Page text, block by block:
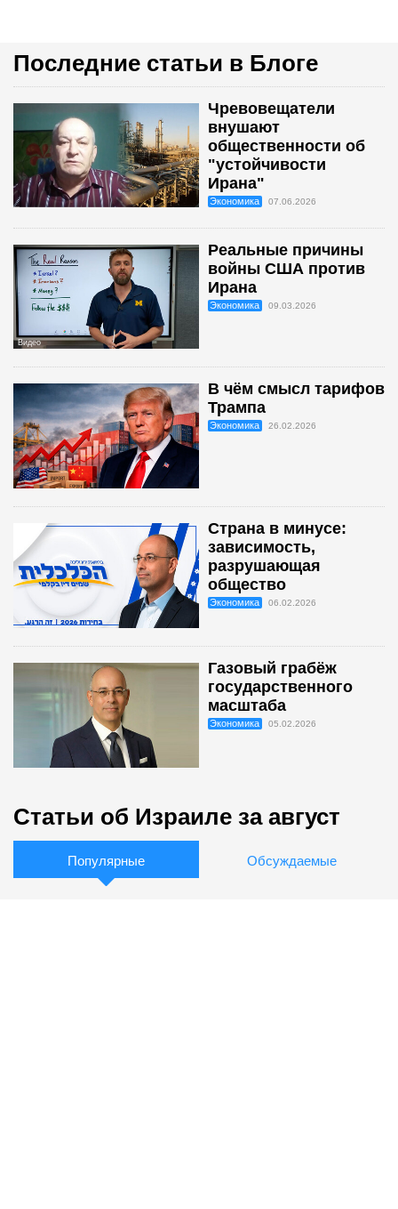
Последние статьи в Блоге
Чревовещатели
внушают
общественности об
"устойчивости
Ирана"
Экономика 07.06.2026
Видео
Реальные причины
войны США против
Ирана
Экономика 09.03.2026
В чём смысл тарифов
Трампа
Экономика 26.02.2026
Страна в минусе:
зависимость,
разрушающая
общество
Экономика 06.02.2026
Газовый грабёж
государственного
масштаба
Экономика 05.02.2026
Статьи об Израиле за август
Популярные Обсуждаемые